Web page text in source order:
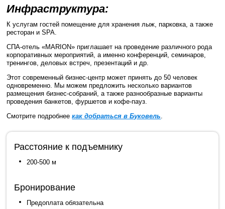
Инфраструктура:
К услугам гостей помещение для хранения лыж, парковка, а также
ресторан и SPA.
СПА-отель «MARION» приглашает на проведение различного рода
корпоративных мероприятий, а именно конференций, семинаров,
тренингов, деловых встреч, презентаций и др.
Этот современный бизнес-центр может принять до 50 человек
одновременно. Мы можем предложить несколько вариантов
размещения бизнес-собраний, а также разнообразные варианты
проведения банкетов, фуршетов и кофе-пауз.
Смотрите подробнеекак добраться в Буковель
Расстояние к подъемнику
200-500 м
Бронирование
Предоплата обязательна